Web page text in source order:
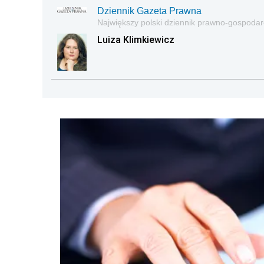
Dziennik Gazeta Prawna
Największy polski dziennik prawno-
Luiza Klimkiewicz